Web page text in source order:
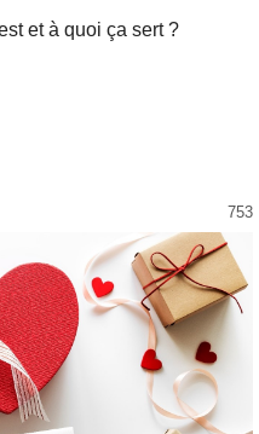
et à quoi ça sert ?
753